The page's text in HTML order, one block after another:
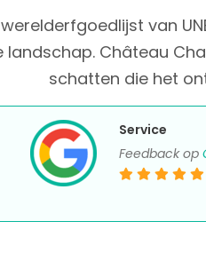
van
Château
schatten die het
Service
Feedback op